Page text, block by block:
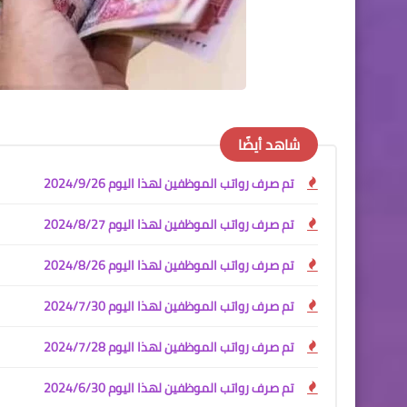
شاهد أيضًا
تم صرف رواتب الموظفين لهذا اليوم 2024/9/26
تم صرف رواتب الموظفين لهذا اليوم 2024/8/27
تم صرف رواتب الموظفين لهذا اليوم 2024/8/26
تم صرف رواتب الموظفين لهذا اليوم 2024/7/30
تم صرف رواتب الموظفين لهذا اليوم 2024/7/28
تم صرف رواتب الموظفين لهذا اليوم 2024/6/30